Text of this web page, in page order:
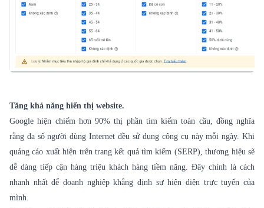
Tăng khả năng hiển thị website.
Google hiện chiếm hơn 90% thị phần tìm kiếm toàn cầu, đồng nghĩa
rằng đa số người dùng Internet đều sử dụng công cụ này mỗi ngày. Khi
quảng cáo xuất hiện trên trang kết quả tìm kiếm (SERP), thương hiệu sẽ
dễ dàng tiếp cận hàng triệu khách hàng tiềm năng. Đây chính là cách
nhanh nhất để doanh nghiệp khẳng định sự hiện diện trực tuyến của
mình.